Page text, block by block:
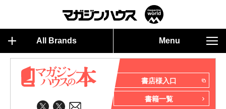
All Brands Menu
書店様入口
書籍一覧